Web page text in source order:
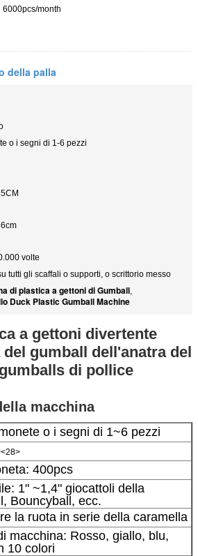
6000pcs/month
della palla
o i segni di 1-6 pezzi
volte
tutti gli scaffali o supporti, o scrittorio messo
di plastica a gettoni di Gumball,
Duck Plastic Gumball Machine
a gettoni divertente
gumball dell'anatra del
di pollice
macchina
o i segni di 1~6 pezzi
<28>
400pcs
1" ~1,4" giocattoli della
Bouncyball, ecc.
la ruota in serie della caramella
macchina: Rosso, giallo, blu,
10 colori